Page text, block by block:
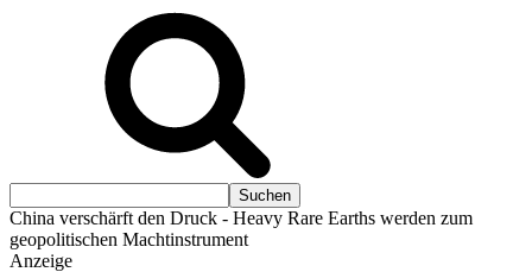
China verschärft den Druck - Heavy Rare Earths werden zum
geopolitischen Machtinstrument
Anzeige